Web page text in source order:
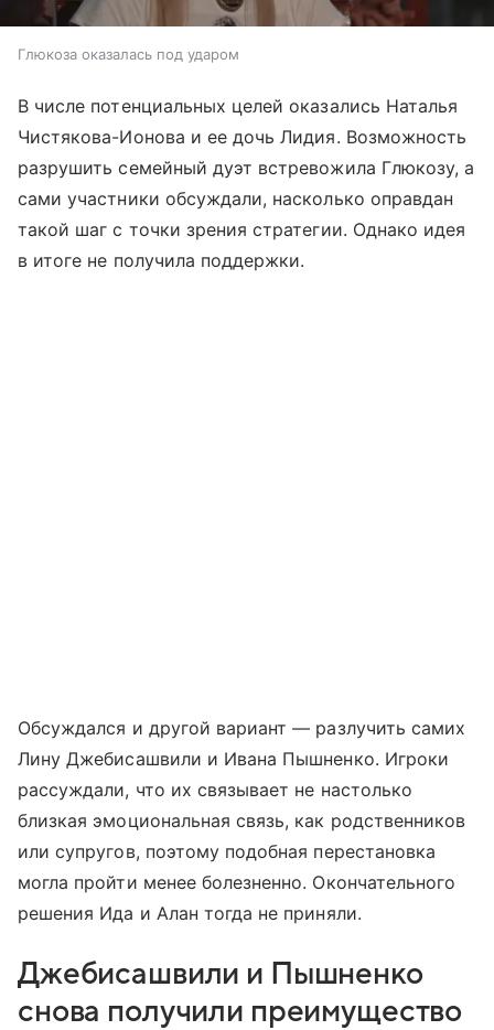
Глюкоза оказалась под ударом
В числе потенциальных целей оказались Наталья
Чистякова-Ионова и ее дочь Лидия. Возможность
разрушить семейный дуэт встревожила Глюкозу, а
сами участники обсуждали, насколько оправдан
такой шаг с точки зрения стратегии. Однако идея
в итоге не получила поддержки.
Обсуждался и другой вариант — разлучить самих
Лину Джебисашвили и Ивана Пышненко. Игроки
рассуждали, что их связывает не настолько
близкая эмоциональная связь, как родственников
или супругов, поэтому подобная перестановка
могла пройти менее болезненно. Окончательного
решения Ида и Алан тогда не приняли.
Джебисашвили и Пышненко
снова получили преимущество